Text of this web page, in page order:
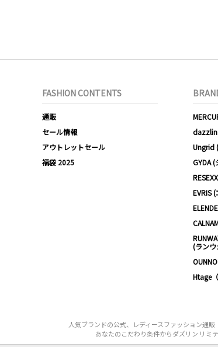
FASHION CONTENTS
通販
セール情報
アウトレットセール
福袋 2025
dazzlin
Ungrid
GYDA
EVRIS
(ラン
Htage
人気ブランドの公式、レディースファッション通
あなたのこだわり条件からダズリン リ